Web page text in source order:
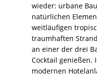
wieder: urbane
natürlichen
weitläufigen
traumhaften
an einer der drei
Cocktail
modernen